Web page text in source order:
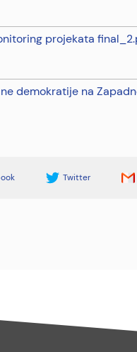
projekata
demokratije na
Twitter